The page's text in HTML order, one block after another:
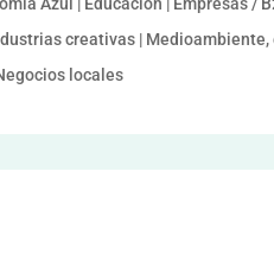
creativas | Medioambiente,
locales